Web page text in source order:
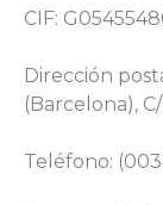
CIF:
Dirección
(Barcelona), C/
Teléfono: